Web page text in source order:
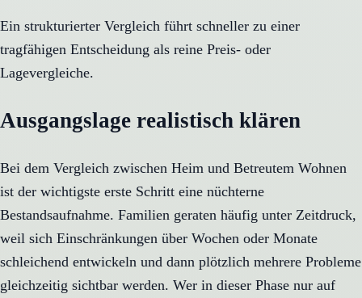
Ein strukturierter Vergleich führt schneller zu einer
tragfähigen Entscheidung als reine Preis- oder
Lagevergleiche.
Ausgangslage realistisch klären
Bei dem Vergleich zwischen Heim und Betreutem Wohnen
ist der wichtigste erste Schritt eine nüchterne
Bestandsaufnahme. Familien geraten häufig unter Zeitdruck,
weil sich Einschränkungen über Wochen oder Monate
schleichend entwickeln und dann plötzlich mehrere Probleme
gleichzeitig sichtbar werden. Wer in dieser Phase nur auf